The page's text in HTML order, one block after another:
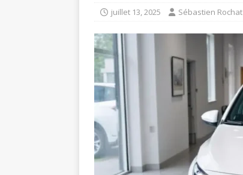
juillet 13, 2025 Sébastien Rochat